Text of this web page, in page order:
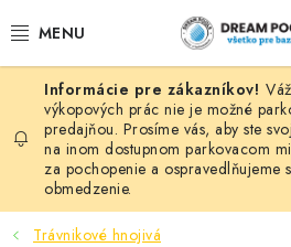
na
BAZÉNY
VÍRIVKY
ASEKO PRÍSLUŠENSTVO
výkopových prác nie je možné
predajňou. Prosíme vás, aby ste
na inom dostupnom parkovacom
za pochopenie a ospravedlňujeme
obmedzenie.
Trávnikové hnojivá